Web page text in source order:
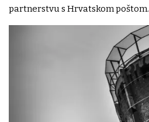
partnerstvu s Hrvatskom poštom.